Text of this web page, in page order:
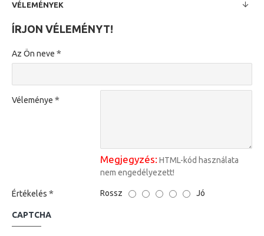
VÉLEMÉNYEK
ÍRJON VÉLEMÉNYT!
Az Ön neve
Véleménye
Megjegyzés: HTML-kód használata
nem engedélyezett!
Értékelés Rossz Jó
CAPTCHA